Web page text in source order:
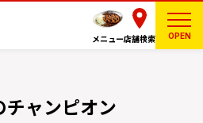
メニュー店舗検索 OPEN
チャンピオン